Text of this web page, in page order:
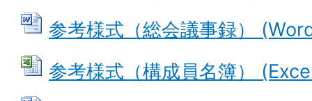
参考様式（総会議事録）
参考様式（構成員名簿）